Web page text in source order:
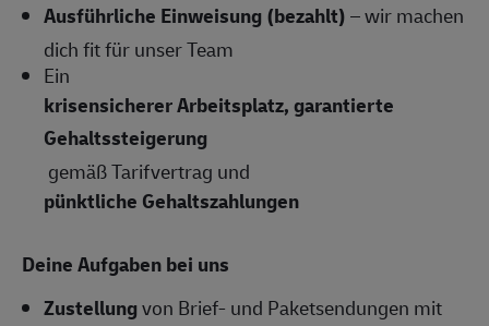
Ausführliche Einweisung (bezahlt)– wir machen
dich fit für unser Team
Ein
krisensicherer Arbeitsplatz, garantierte
Gehaltssteigerung
gemäß Tarifvertrag und
pünktliche Gehaltszahlungen
Deine Aufgaben bei uns
Zustellungvon Brief- und Paketsendungen mit